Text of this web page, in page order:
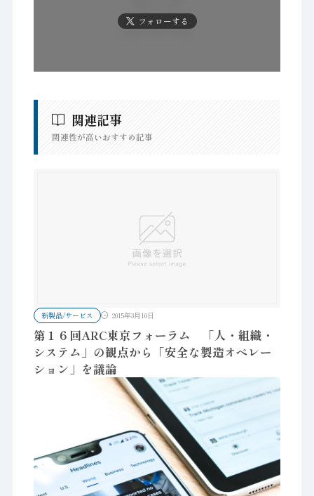
フォローする
関連記事
関連性が高いおすすめ記事
新製品/サービス 2015年3月10日
第１６回ARC東京フォーラム 「人・組織・
システム」の観点から「安全な製造オペレー
ション」を議論